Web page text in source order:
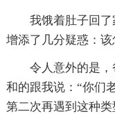
我饿着肚子回
增添了几分疑惑：
令人意外的是
和的跟我说：“你们
第二次再遇到这种